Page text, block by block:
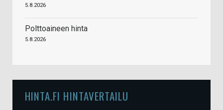
5.8.2026
Polttoaineen hinta
5.8.2026
HINTA.FI HINTAVERTAILU